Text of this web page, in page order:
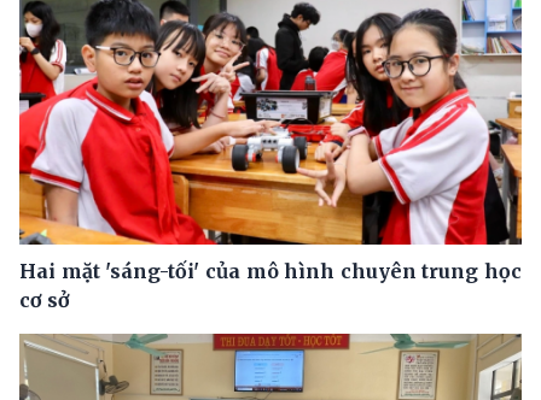
Hai mặt 'sáng-tối' của mô hình chuyên trung học
cơ sở